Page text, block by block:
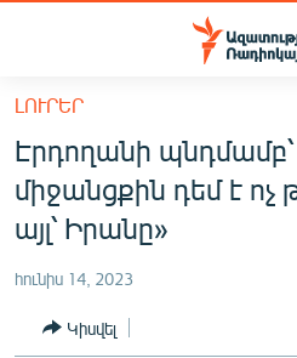
Մատչելիության
հիմնական
բովանդակությանը
Անցնել
հիմնական
մենյուին
ՀԱՅԱՍՏԱՆ
ՔԱՂԱՔԱԿԱՆ
ՀԱՍԱՐԱԿՈՒԹՅՈՒՆ
ԼՈՒՐԵՐ
Էրդողանի
միջանցքին դեմ է
այլ՝ Իրանը»
հունիս 14, 2023
Կիսվել